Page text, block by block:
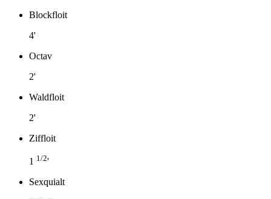
Blockfloit
4'
Octav
2'
Waldfloit
2'
Ziffloit
1 1/2'
Sexquialt